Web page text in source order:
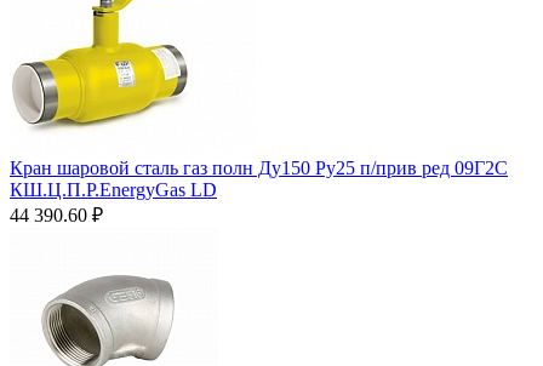
Кран шаровой сталь газ полн Ду150 Ру25 п/прив ред 09Г2С
КШ.Ц.П.Р.EnergyGas LD
44 390.60 ₽